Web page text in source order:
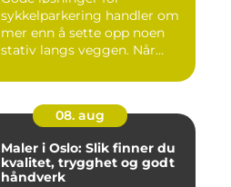
sykkelparkering handler om
mer enn å sette opp noen
stativ langs veggen. Når
08. aug
Maler i Oslo: Slik finner du
kvalitet, trygghet og godt
håndverk